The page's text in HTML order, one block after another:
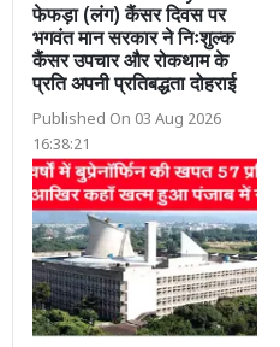
फेफड़ा (लंग) कैंसर दिवस पर
भगवंत मान सरकार ने निःशुल्क
कैंसर उपचार और रोकथाम के
प्रति अपनी प्रतिबद्धता दोहराई
Published On 03 Aug 2026
16:38:21